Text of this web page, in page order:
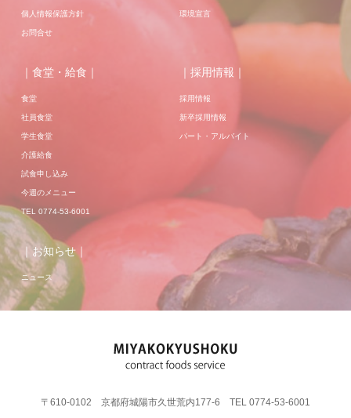
個人情報保護方針
お問合せ
環境宣言
｜食堂・給食｜
食堂
社員食堂
学生食堂
介護給食
試食申し込み
今週のメニュー
TEL 0774-53-6001
｜採用情報｜
採用情報
新卒採用情報
パート・アルバイト
｜お知らせ｜
ニュース
〒610-0102 京都府城陽市久世荒内177-6 TEL 0774-53-6001